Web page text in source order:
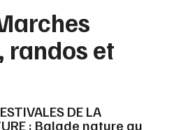
randos et
DE LA
: Balade nature au
Près de moi Changer de lieu
Effacer les dates